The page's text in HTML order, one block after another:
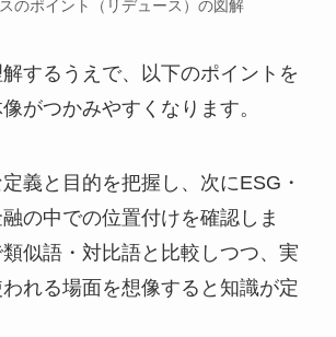
のポイント（リデュース）の図解
するうえで、以下のポイントを
がつかみやすくなります。
義と目的を把握し、次にESG・
の中での位置付けを確認しま
似語・対比語と比較しつつ、実
れる場面を想像すると知識が定